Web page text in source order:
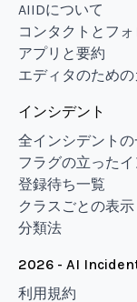
AIIDについて
コンタクトとフ
アプリと要約
エディタのための
インシデント
全インシデントの
フラグの立ったイ
登録待ち一覧
クラスごとの表示
分類法
2026 - AI
利用規約